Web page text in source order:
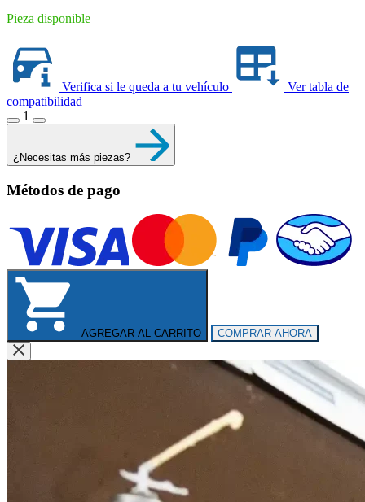
Pieza disponible
Verifica si le queda a tu vehículo
Ver tabla de
compatibilidad
1
¿Necesitas más piezas?
Métodos de pago
AGREGAR AL CARRITO COMPRAR AHORA